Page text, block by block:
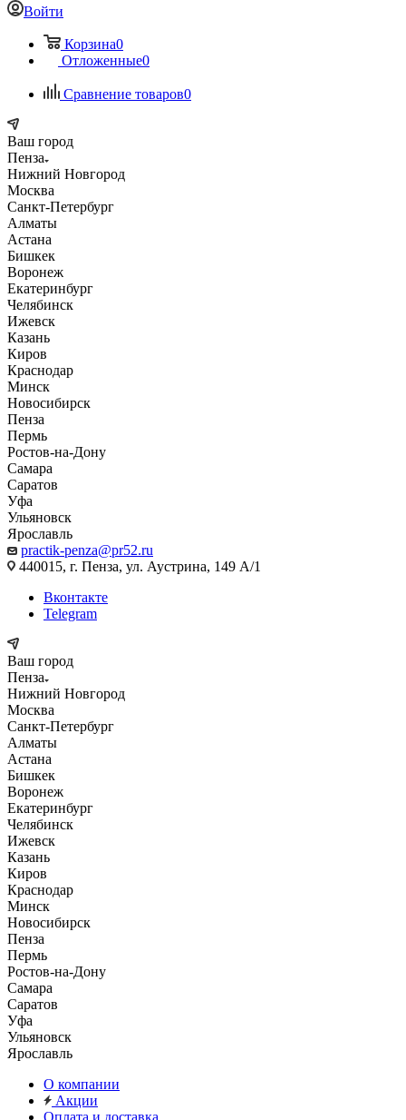
Войти
Корзина0
Отложенные0
Сравнение товаров0
Ваш город
Пенза
Нижний Новгород
Москва
Санкт-Петербург
Алматы
Астана
Бишкек
Воронеж
Екатеринбург
Челябинск
Ижевск
Казань
Киров
Краснодар
Минск
Новосибирск
Пенза
Пермь
Ростов-на-Дону
Самара
Саратов
Уфа
Ульяновск
Ярославль
practik-penza@pr52.ru
440015, г. Пенза, ул. Аустрина, 149 А/1
Вконтакте
Telegram
Ваш город
Пенза
Нижний Новгород
Москва
Санкт-Петербург
Алматы
Астана
Бишкек
Воронеж
Екатеринбург
Челябинск
Ижевск
Казань
Киров
Краснодар
Минск
Новосибирск
Пенза
Пермь
Ростов-на-Дону
Самара
Саратов
Уфа
Ульяновск
Ярославль
О компании
Акции
Оплата и доставка